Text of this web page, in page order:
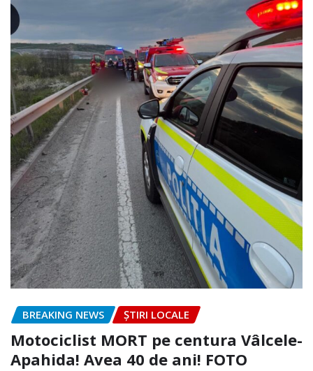
BREAKING NEWS ȘTIRI LOCALE
Motociclist MORT pe centura Vâlcele-
Apahida! Avea 40 de ani! FOTO